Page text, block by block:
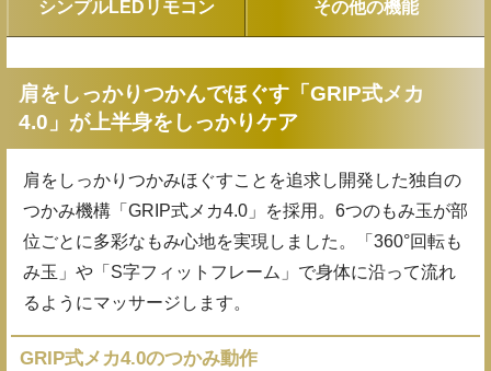
シンプルLEDリモコン その他の機能
肩をしっかりつかんでほぐす「GRIP式メカ
4.0」が上半身をしっかりケア
肩をしっかりつかみほぐすことを追求し開発した独自の
つかみ機構「GRIP式メカ4.0」を採用。6つのもみ玉が部
位ごとに多彩なもみ心地を実現しました。「360°回転も
み玉」や「S字フィットフレーム」で身体に沿って流れ
るようにマッサージします。
GRIP式メカ4.0のつかみ動作